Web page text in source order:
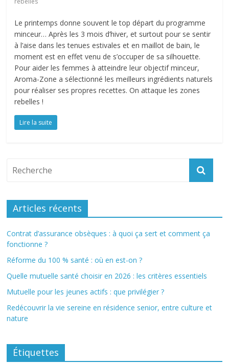
Le printemps donne souvent le top départ du programme
minceur… Après les 3 mois d’hiver, et surtout pour se sentir
à l’aise dans les tenues estivales et en maillot de bain, le
moment est en effet venu de s’occuper de sa silhouette.
Pour aider les femmes à atteindre leur objectif minceur,
Aroma-Zone a sélectionné les meilleurs ingrédients naturels
pour réaliser ses propres recettes. On attaque les zones
rebelles !
Lire la suite
Articles récents
Contrat d’assurance obsèques : à quoi ça sert et comment ça
fonctionne ?
Réforme du 100 % santé : où en est-on ?
Quelle mutuelle santé choisir en 2026 : les critères essentiels
Mutuelle pour les jeunes actifs : que privilégier ?
Redécouvrir la vie sereine en résidence senior, entre culture et
nature
Étiquettes